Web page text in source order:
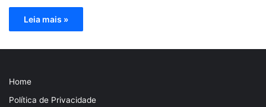
Leia mais »
Home
Política de Privacidade